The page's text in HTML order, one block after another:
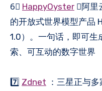
6⃣️ HappyOyster ：阿
的开放式世界模型产品
1.0）。一句话，即可生
索、可互动的数字世界
7️⃣ Zdnet ：三星正与